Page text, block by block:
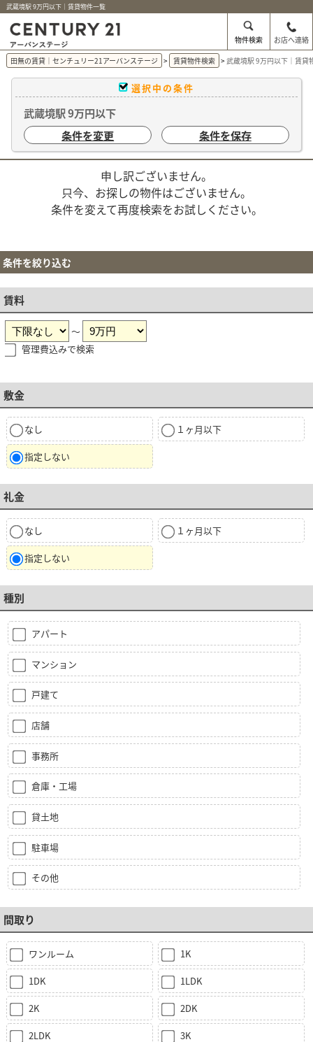
武蔵境駅 9万円以下｜賃貸物件一覧
物件検索
お店へ連絡
田無の賃貸｜センチュリー21アーバンステージ
賃貸物件検索 武蔵境駅 9万円以下｜賃貸
選択中の条件
武蔵境駅 9万円以下
条件を変更
条件を保存
申し訳ございません。
只今、お探しの物件はございません。
条件を変えて再度検索をお試しください。
条件を絞り込む
賃料
～
管理費込みで検索
敷金
なし １ヶ月以下
指定しない
礼金
なし １ヶ月以下
指定しない
種別
アパート
マンション
戸建て
店舗
事務所
倉庫・工場
貸土地
駐車場
その他
間取り
ワンルーム 1K
1DK 1LDK
2K 2DK
2LDK 3K